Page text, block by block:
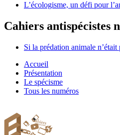
L’écologisme, un défi pour
Cahiers antispécistes
Si la prédation animale
Accueil
Présentation
Le spécisme
Tous les numéros